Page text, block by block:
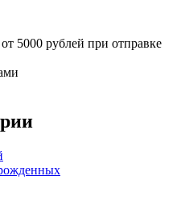
5000 рублей при отправке